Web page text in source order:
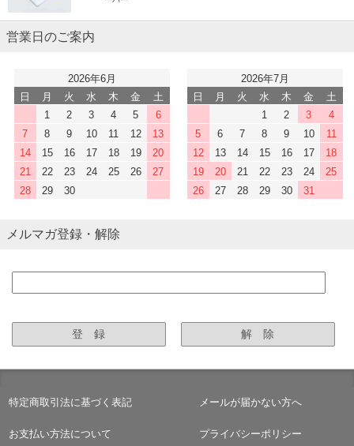
営業日のご案内
2026年6月
日
月 火 水 木 金
土
1
2 3 4 5
6
7
8 9 10 11 12
13
14
15 16 17 18 19
20
21
22 23 24 25 26
27
28
29 30
2026年7月
日
月 火 水 木 金
土
1
2 3
4
5
6 7 8 9 10
11
12
13 14 15 16 17
18
19
20 21 22 23 24
25
26
27 28 29 30 31
メルマガ登録・解除
特定商取引法に基づく表記 メールが届かない方へ
お支払い方法について プライバシーポリシー